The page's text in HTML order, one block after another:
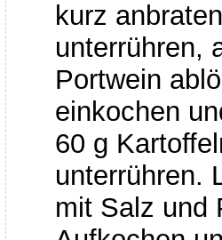
kurz
unterrühren,
Portwein
einkochen
60 g
unterrühren.
mit Salz und